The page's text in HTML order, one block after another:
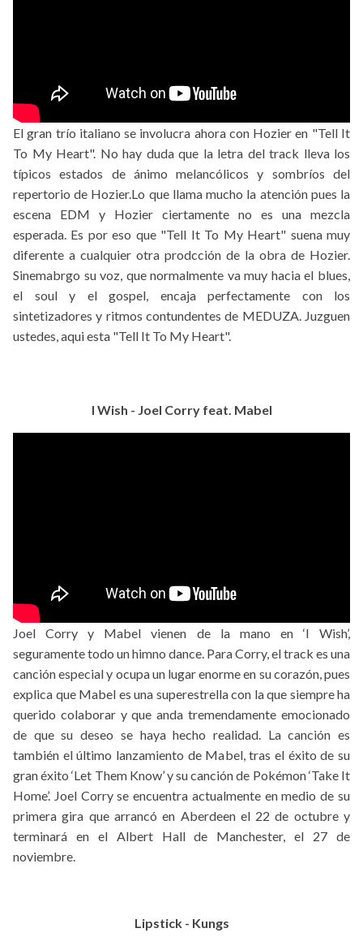
El gran trío italiano se involucra ahora con Hozier en "Tell It
To My Heart". No hay duda que la letra del track lleva los
típicos estados de ánimo melancólicos y sombríos del
repertorio de Hozier.Lo que llama mucho la atención pues la
escena EDM y Hozier ciertamente no es una mezcla
esperada. Es por eso que "Tell It To My Heart" suena muy
diferente a cualquier otra prodcción de la obra de Hozier.
Sinemabrgo su voz, que normalmente va muy hacia el blues,
el soul y el gospel, encaja perfectamente con los
sintetizadores y ritmos contundentes de MEDUZA. Juzguen
ustedes, aqui esta "Tell It To My Heart".
I Wish - Joel Corry feat. Mabel
Joel Corry y Mabel vienen de la mano en ‘I Wish’,
seguramente todo un himno dance. Para Corry, el track es una
canción especial y ocupa un lugar enorme en su corazón, pues
explica que Mabel es una superestrella con la que siempre ha
querido colaborar y que anda tremendamente emocionado
de que su deseo se haya hecho realidad. La canción es
también el último lanzamiento de Mabel, tras el éxito de su
gran éxito ‘Let Them Know’ y su canción de Pokémon ‘Take It
Home’. Joel Corry se encuentra actualmente en medio de su
primera gira que arrancó en Aberdeen el 22 de octubre y
terminará en el Albert Hall de Manchester, el 27 de
noviembre.
Lipstick - Kungs